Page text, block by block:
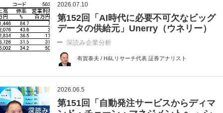
2026.07.10
第152回「AI時代に必要不可欠なビッグ
データの供給元」Unerry（ウネリー）
深読み企業分析
有賀泰夫 / H&Lリサーチ代表 証券アナリスト
2026.06.5
第151回「自動発注サービスからディマ